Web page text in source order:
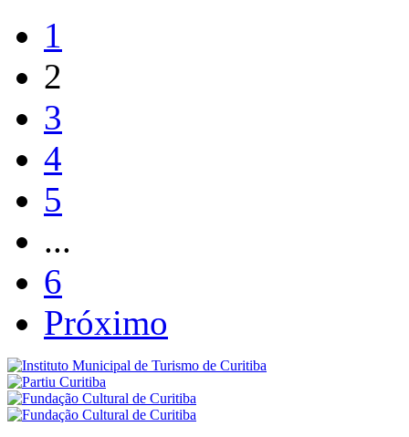
1
2
3
4
5
...
6
Próximo